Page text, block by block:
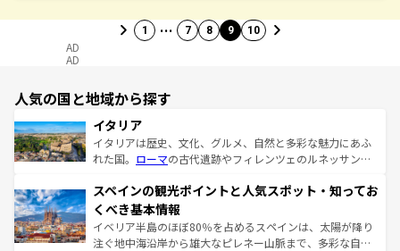
1 … 7 8 9 10
AD
AD
人気の国と地域から探す
イタリア
イタリアは歴史、文化、グルメ、自然と多彩な魅力にあふ
れた国。 ローマの古代遺跡やフィレンツェのルネッサンス
ろん、トスカーナの美しい田園風景やアマルフィ海岸の絶
景など、自然景観も見逃せない。観光の合間には、本場の
ピザやパスタなど、絶品のイタリア料理を堪能することも
できる。朝目覚めてから夜眠るまで、すべての瞬間を楽し
スペインの観光ポイントと人気スポット・知ってお
くべき基本情報
イベリア半島のほぼ80％を占めるスペインは、太陽が降り
注ぐ地中海沿岸から雄大なピレネー山脈まで、多彩な自然